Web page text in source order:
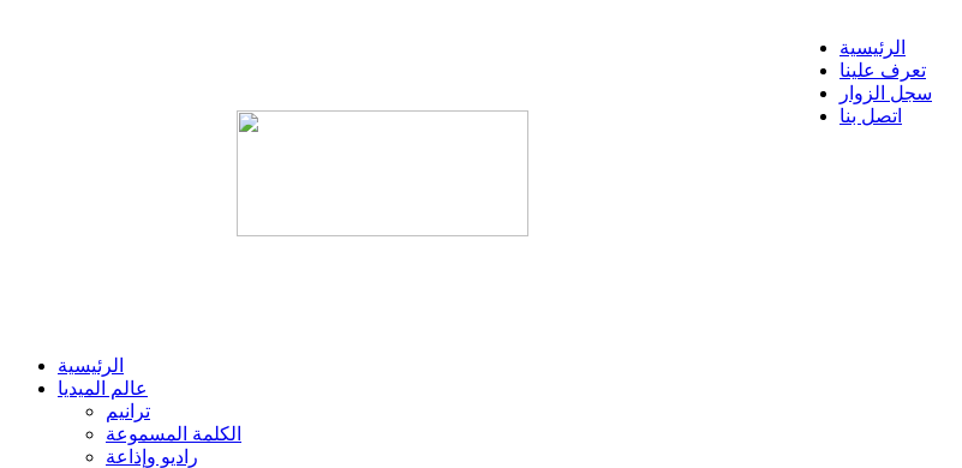
الرئيسية
تعرف علينا
سجل الزوار
اتصل بنا
الرئيسية
عالم الميديا
ترانيم
الكلمة المسموعة
راديو وإذاعة